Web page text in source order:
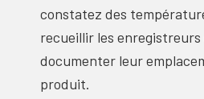
constatez des
recueillir les
documenter leur
produit.